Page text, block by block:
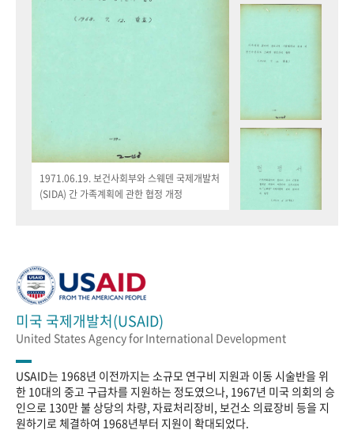
1971.06.19. 보건사회부와 스웨덴 국제개발처
(SIDA) 간 가족계획에 관한 협정 개정
미국 국제개발처(USAID)
United States Agency for International Development
USAID는 1968년 이전까지는 소규모 연구비 지원과 이동 시술반을 위
한 10대의 중고 구급차를 지원하는 정도였으나, 1967년 미국 의회의 승
인으로 130만 불 상당의 차량, 자료처리장비, 보건소 의료장비 등을 지
원하기로 체결하여 1968년부터 지원이 확대되었다.